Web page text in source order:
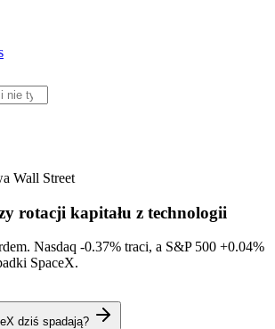
Wall Street
rotacji kapitału z technologii
Nasdaq -0.37% traci, a S&P 500 +0.04%
SpaceX.
dziś spadają?